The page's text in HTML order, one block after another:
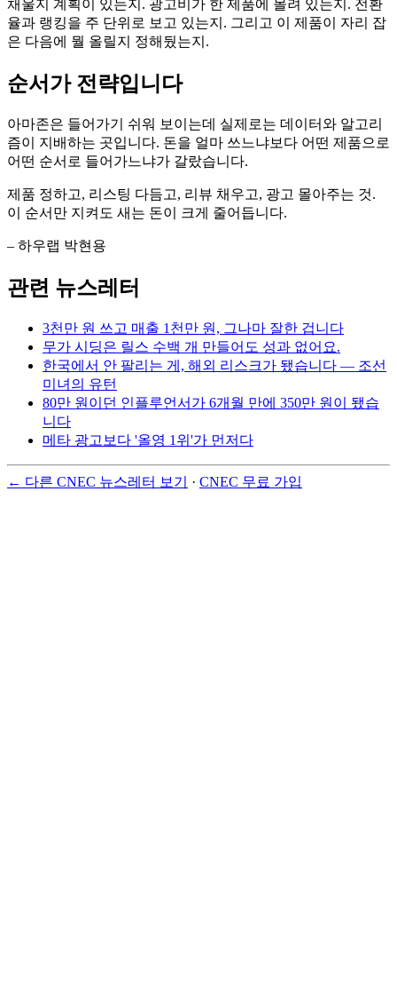
채울지 계획이 있는지. 광고비가 한 제품에 몰려 있는지. 전환
율과 랭킹을 주 단위로 보고 있는지. 그리고 이 제품이 자리 잡
은 다음에 뭘 올릴지 정해뒀는지.
순서가 전략입니다
아마존은 들어가기 쉬워 보이는데 실제로는 데이터와 알고리
즘이 지배하는 곳입니다. 돈을 얼마 쓰느냐보다 어떤 제품으로
어떤 순서로 들어가느냐가 갈랐습니다.
제품 정하고, 리스팅 다듬고, 리뷰 채우고, 광고 몰아주는 것.
이 순서만 지켜도 새는 돈이 크게 줄어듭니다.
– 하우랩 박현용
관련 뉴스레터
3천만 원 쓰고 매출 1천만 원, 그나마 잘한 겁니다
무가 시딩은 릴스 수백 개 만들어도 성과 없어요.
한국에서 안 팔리는 게, 해외 리스크가 됐습니다 — 조선
미녀의 유턴
80만 원이던 인플루언서가 6개월 만에 350만 원이 됐습
니다
메타 광고보다 '올영 1위'가 먼저다
← 다른 CNEC 뉴스레터 보기 · CNEC 무료 가입